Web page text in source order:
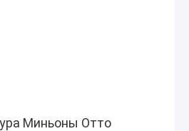
Миньоны Отто